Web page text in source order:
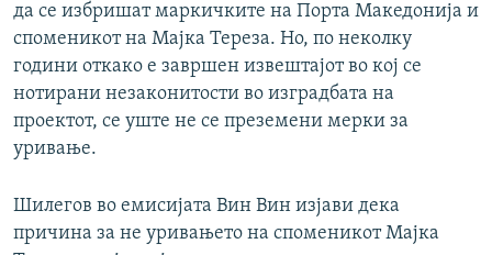
да се избришат маркичките на Порта Македонија и
споменикот на Мајка Тереза. Но, по неколку
години откако е завршен извештајот во кој се
нотирани незаконитости во изградбата на
проектот, се уште не се преземени мерки за
уривање.
Шилегов во емисијата Вин Вин изјави дека
причина за не уривањето на споменикот Мајка